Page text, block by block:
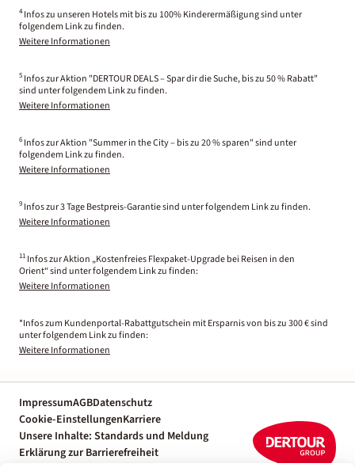
4 Infos zu unseren Hotels mit bis zu 100% Kinderermäßigung sind unter
folgendem Link zu finden.
Weitere Informationen
5 Infos zur Aktion "DERTOUR DEALS – Spar dir die Suche, bis zu 50 % Rabatt"
sind unter folgendem Link zu finden.
Weitere Informationen
6 Infos zur Aktion "Summer in the City – bis zu 20 % sparen" sind unter
folgendem Link zu finden.
Weitere Informationen
9 Infos zur 3 Tage Bestpreis-Garantie sind unter folgendem Link zu finden.
Weitere Informationen
11 Infos zur Aktion „Kostenfreies Flexpaket-Upgrade bei Reisen in den
Orient“ sind unter folgendem Link zu finden:
Weitere Informationen
*Infos zum Kundenportal-Rabattgutschein mit Ersparnis von bis zu 300 € sind
unter folgendem Link zu finden:
Weitere Informationen
ImpressumAGBDatenschutz
Cookie-EinstellungenKarriere
Unsere Inhalte: Standards und Meldung
Erklärung zur Barrierefreiheit